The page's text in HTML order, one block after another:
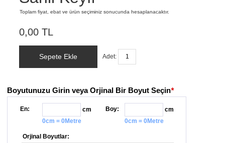
Toplam fiyat, ebat ve ürün seçiminiz sonucunda hesaplanacaktır.
0,00 TL
Sepete Ekle Adet:
Boyutunuzu Girin veya Orjinal Bir Boyut Seçin*
En:
cm
0cm = 0Metre
Boy:
cm
0cm = 0Metre
Orjinal Boyutlar: